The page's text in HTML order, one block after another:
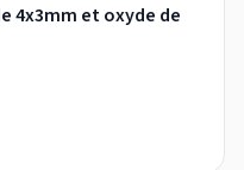
4x3mm et oxyde de